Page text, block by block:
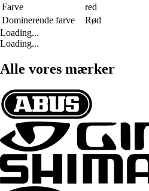
Farve
red
Dominerende farve
Rød
Loading...
Loading...
Alle vores mærker